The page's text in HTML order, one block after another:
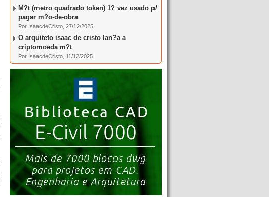
M?t (metro quadrado token) 1? vez usado p/
pagar m?o-de-obra
Por IsaacdeCristo, 27/12/2025
O arquiteto isaac de cristo lan?a a
criptomoeda m?t
Por IsaacdeCristo, 11/12/2025